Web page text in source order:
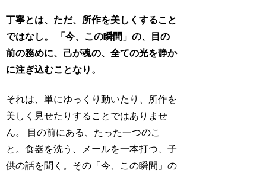
丁寧とは、ただ、所作を美しくすること
ではなし。
「今、この瞬間」の、目の
前の務めに、己が魂の、全ての光を静か
に注ぎ込むことなり。
それは、単にゆっくり動いたり、所作を
美しく見せたりすることではありませ
ん。 目の前にある、たった一つのこ
と。食器を洗う、メールを一本打つ、子
供の話を聞く。その「今、この瞬間」の